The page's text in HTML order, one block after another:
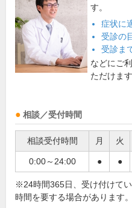
す。
症状に
受診の
受診ま
などにご
ただけます
相談／受付時間
相談受付時間 月 火
0:00～24:00 ● ●
※24時間365日、受け付けて
時間を要する場合があります。